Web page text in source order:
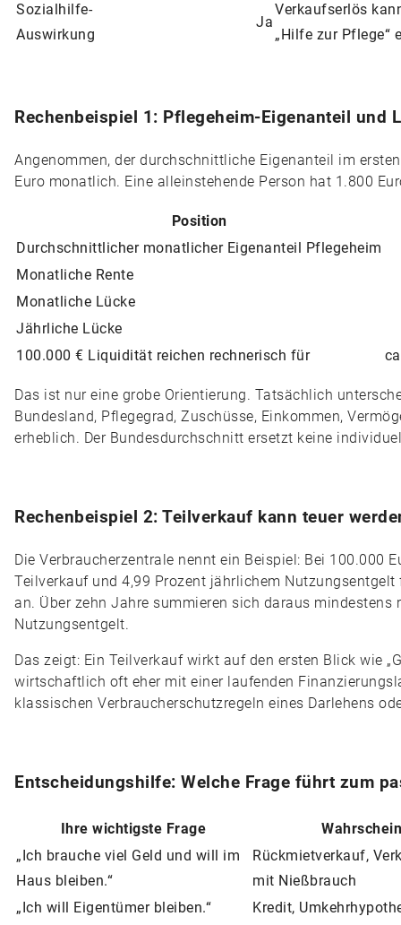
Sozialhilfe-
Auswirkung
Ja
Verkaufserlös
„Hilfe zur Pflege“
Rechenbeispiel 1: Pflegeheim-Eigenanteil und
Angenommen, der durchschnittliche Eigenanteil im
Euro monatlich. Eine alleinstehende Person hat 1.800
Position
Durchschnittlicher monatlicher Eigenanteil Pflegeheim
Monatliche Rente
Monatliche Lücke
Jährliche Lücke
100.000 € Liquidität reichen rechnerisch für
Das ist nur eine grobe Orientierung. Tatsächlich
Bundesland, Pflegegrad, Zuschüsse, Einkommen,
erheblich. Der Bundesdurchschnitt ersetzt keine
Rechenbeispiel 2: Teilverkauf kann teuer
Die Verbraucherzentrale nennt ein Beispiel: Bei 100.000
Teilverkauf und 4,99 Prozent jährlichem
an. Über zehn Jahre summieren sich daraus mindestens
Nutzungsentgelt.
Das zeigt: Ein Teilverkauf wirkt auf den ersten Blick wie
wirtschaftlich oft eher mit einer laufenden
klassischen Verbraucherschutzregeln eines Darlehens
Entscheidungshilfe: Welche Frage führt zum
Ihre wichtigste Frage
„Ich brauche viel Geld und will im
Haus bleiben.“
Rückmietverkauf,
mit Nießbrauch
„Ich will Eigentümer bleiben.“
Kredit,